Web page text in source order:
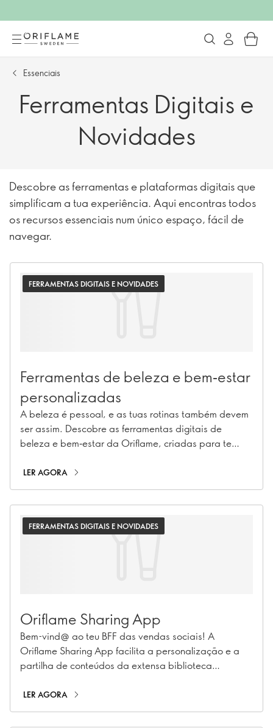
Essenciais
Ferramentas Digitais e
Novidades
Descobre as ferramentas e plataformas digitais que
simplificam a tua experiência. Aqui encontras todos
os recursos essenciais num único espaço, fácil de
navegar.
FERRAMENTAS DIGITAIS E NOVIDADES
Ferramentas de beleza e bem‑estar
personalizadas
A beleza é pessoal, e as tuas rotinas também devem
ser assim. Descobre as ferramentas digitais de
beleza e bem‑estar da Oriflame, criadas para te
recomendações feitos à tua medida. Desde
experimentar maquilhagem virtualmente e encontrar a
personalizada de bem‑estar, estas experiências
interativas tornam mais fácil, inteligente e muito mais
LER AGORA
FERRAMENTAS DIGITAIS E NOVIDADES
Oriflame Sharing App
Bem-vind@ ao teu BFF das vendas sociais! A
Oriflame Sharing App facilita a personalização e a
partilha de conteúdos da extensa biblioteca
Android, a aplicação permite-te personalizar o
conteúdo com emojis, música e texto, e publicá-lo
LER AGORA